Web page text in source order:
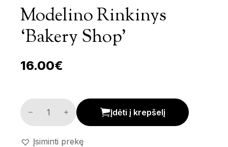
Modelino Rinkinys
‘Bakery Shop’
16.00€
Modelino rinkinys 'Bakery shop' kiekis
Įdėti į krepšelį
Įsiminti prekę